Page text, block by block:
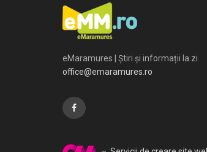
eMaramures | Știri și informații la zi
office@emaramures.ro